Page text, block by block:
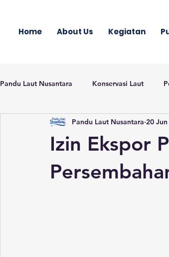
Home About Us Kegiatan
Pandu Laut Nusantara Konservasi Laut
Izin Ekspor
Pandu Laut Nusantara 20